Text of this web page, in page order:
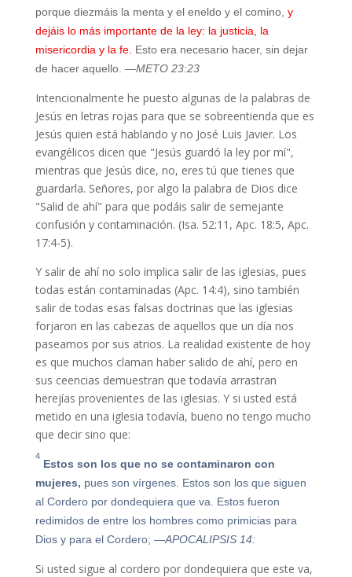
porque diezmáis la menta y el eneldo y el comino, y
dejáis lo más importante de la ley: la justicia, la
misericordia y la fe. Esto era necesario hacer, sin dejar
de hacer aquello. —METO 23:23
Intencionalmente he puesto algunas de la palabras de
Jesús en letras rojas para que se sobreentienda que es
Jesús quien está hablando y no José Luis Javier. Los
evangélicos dicen que "Jesús guardó la ley por mí",
mientras que Jesús dice, no, eres tú que tienes que
guardarla. Señores, por algo la palabra de Dios dice
"Salid de ahí" para que podáis salir de semejante
confusión y contaminación. (Isa. 52:11, Apc. 18:5, Apc.
17:4-5).
Y salir de ahí no solo implica salir de las iglesias, pues
todas están contaminadas (Apc. 14:4), sino también
salir de todas esas falsas doctrinas que las iglesias
forjaron en las cabezas de aquellos que un día nos
paseamos por sus atrios. La realidad existente de hoy
es que muchos claman haber salido de ahí, pero en
sus ceencias demuestran que todavía arrastran
herejías provenientes de las iglesias. Y si usted está
metido en una iglesia todavía, bueno no tengo mucho
que decir sino que:
4
Estos son los que no se contaminaron con
mujeres, pues son vírgenes. Estos son los que siguen
al Cordero por dondequiera que va. Estos fueron
redimidos de entre los hombres como primicias para
Dios y para el Cordero; —APOCALIPSIS 14:
Si usted sigue al cordero por dondequiera que este va,